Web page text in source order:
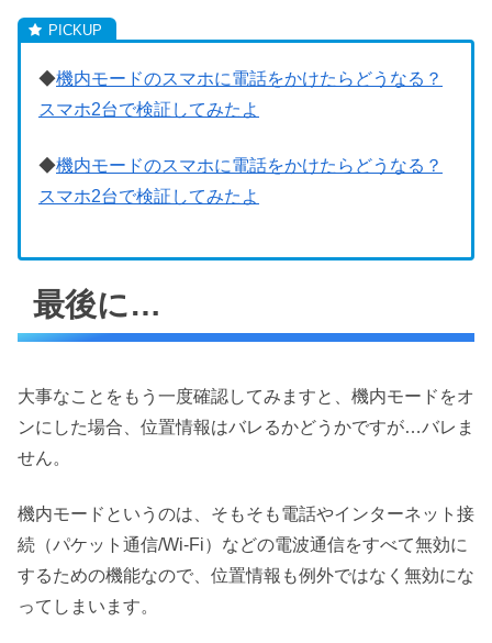
◆機内モードのスマホに電話をかけたらどうなる？
スマホ2台で検証してみたよ
◆機内モードのスマホに電話をかけたらどうなる？
スマホ2台で検証してみたよ
最後に…
大事なことをもう一度確認してみますと、機内モードをオ
ンにした場合、位置情報はバレるかどうかですが…バレま
せん。
機内モードというのは、そもそも電話やインターネット接
続（パケット通信/Wi-Fi）などの電波通信をすべて無効に
するための機能なので、位置情報も例外ではなく無効にな
ってしまいます。